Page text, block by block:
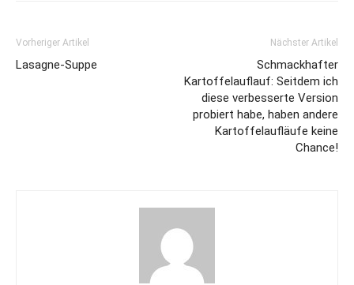
Vorheriger Artikel
Lasagne-Suppe
Nächster Artikel
Schmackhafter
Kartoffelauflauf: Seitdem ich
diese verbesserte Version
probiert habe, haben andere
Kartoffelaufläufe keine
Chance!